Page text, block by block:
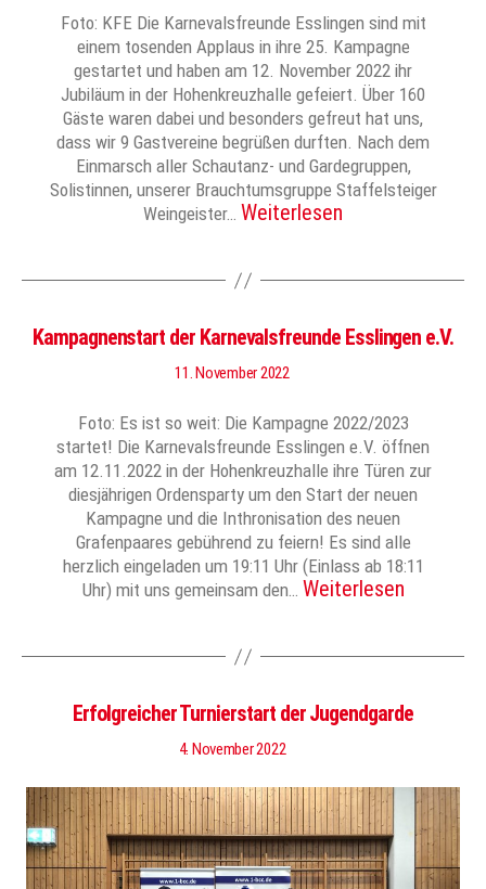
Foto: KFE Die Karnevalsfreunde Esslingen sind mit
einem tosenden Applaus in ihre 25. Kampagne
gestartet und haben am 12. November 2022 ihr
Jubiläum in der Hohenkreuzhalle gefeiert. Über 160
Gäste waren dabei und besonders gefreut hat uns,
dass wir 9 Gastvereine begrüßen durften. Nach dem
Einmarsch aller Schautanz- und Gardegruppen,
Solistinnen, unserer Brauchtumsgruppe Staffelsteiger
Weingeister… Weiterlesen
Kampagnenstart der Karnevalsfreunde Esslingen e.V.
11. November 2022
Foto: Es ist so weit: Die Kampagne 2022/2023
startet! Die Karnevalsfreunde Esslingen e.V. öffnen
am 12.11.2022 in der Hohenkreuzhalle ihre Türen zur
diesjährigen Ordensparty um den Start der neuen
Kampagne und die Inthronisation des neuen
Grafenpaares gebührend zu feiern! Es sind alle
herzlich eingeladen um 19:11 Uhr (Einlass ab 18:11
Uhr) mit uns gemeinsam den… Weiterlesen
Erfolgreicher Turnierstart der Jugendgarde
4. November 2022